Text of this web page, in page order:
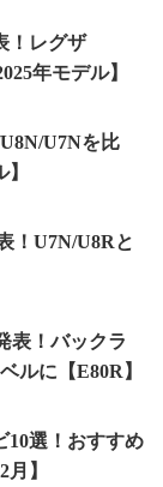
！レグザ
年モデル】
U7Nを比
！U7N/U8Rと
表！バックラ
ルに【E80R】
10選！おすすめ
】